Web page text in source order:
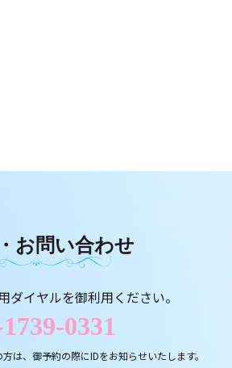
お問い合わせ
ダイヤルを御利用ください。
0331
は、御予約の際にIDをお知らせいたします。